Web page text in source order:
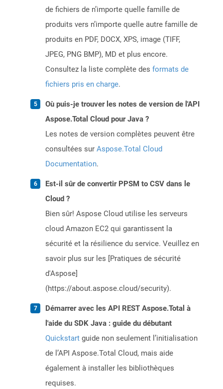
de fichiers de n’importe quelle famille de
produits vers n’importe quelle autre famille de
produits en PDF, DOCX, XPS, image (TIFF,
JPEG, PNG BMP), MD et plus encore.
Consultez la liste complète des formats de
fichiers pris en charge.
Où puis-je trouver les notes de version de l'API
Aspose.Total Cloud pour Java ?
Les notes de version complètes peuvent être
consultées sur Aspose.Total Cloud
Documentation.
Est-il sûr de convertir PPSM to CSV dans le
Cloud ?
Bien sûr! Aspose Cloud utilise les serveurs
cloud Amazon EC2 qui garantissent la
sécurité et la résilience du service. Veuillez en
savoir plus sur les [Pratiques de sécurité
d'Aspose]
(https://about.aspose.cloud/security).
Démarrer avec les API REST Aspose.Total à
l'aide du SDK Java : guide du débutant
Quickstart guide non seulement l’initialisation
de l’API Aspose.Total Cloud, mais aide
également à installer les bibliothèques
requises.